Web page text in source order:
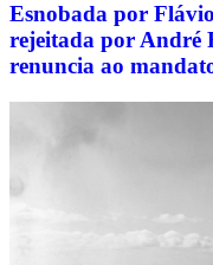
Esnobada por
rejeitada por André
renuncia ao